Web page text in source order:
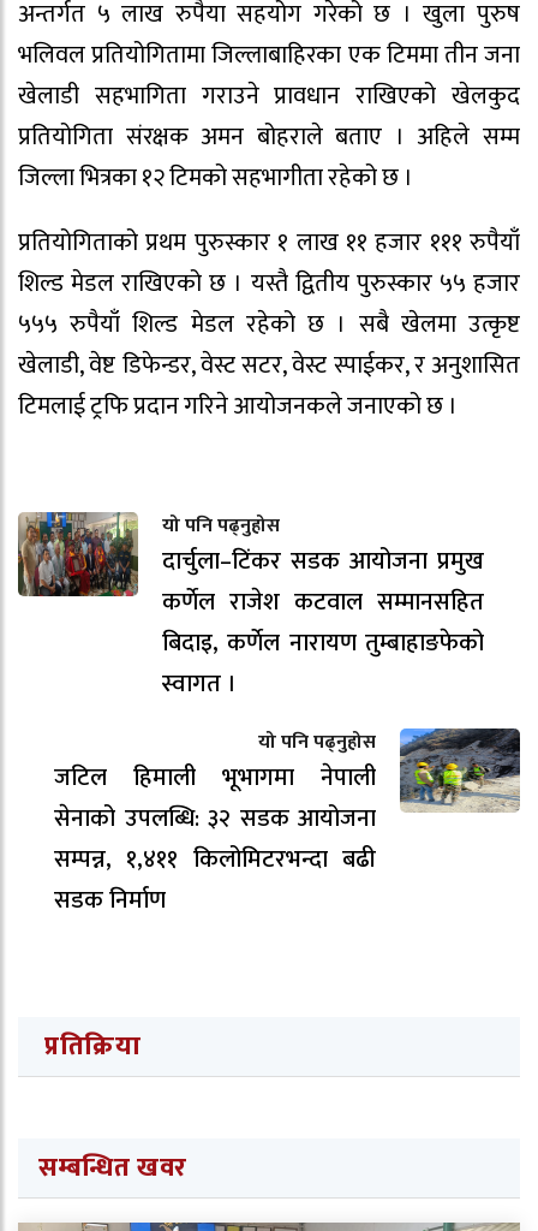
अन्तर्गत ५ लाख रुपैया सहयोग गरेको छ । खुला पुरुष
भलिवल प्रतियोगितामा जिल्लाबाहिरका एक टिममा तीन जना
खेलाडी सहभागिता गराउने प्रावधान राखिएको खेलकुद
प्रतियोगिता संरक्षक अमन बोहराले बताए । अहिले सम्म
जिल्ला भित्रका १२ टिमको सहभागीता रहेको छ ।
प्रतियोगिताको प्रथम पुरुस्कार १ लाख ११ हजार १११ रुपैयाँ
शिल्ड मेडल राखिएको छ । यस्तै द्वितीय पुरुस्कार ५५ हजार
५५५ रुपैयाँ शिल्ड मेडल रहेको छ । सबै खेलमा उत्कृष्ट
खेलाडी, वेष्ट डिफेन्डर, वेस्ट सटर, वेस्ट स्पाईकर, र अनुशासित
टिमलाई ट्रफि प्रदान गरिने आयोजनकले जनाएको छ ।
यो पनि पढ्नुहोस
दार्चुला–टिंकर सडक आयोजना प्रमुख
कर्णेल राजेश कटवाल सम्मानसहित
बिदाइ, कर्णेल नारायण तुम्बाहाङफेको
स्वागत ।
यो पनि पढ्नुहोस
जटिल हिमाली भूभागमा नेपाली
सेनाको उपलब्धि: ३२ सडक आयोजना
सम्पन्न, १,४११ किलोमिटरभन्दा बढी
सडक निर्माण
प्रतिक्रिया
सम्बन्धित खवर